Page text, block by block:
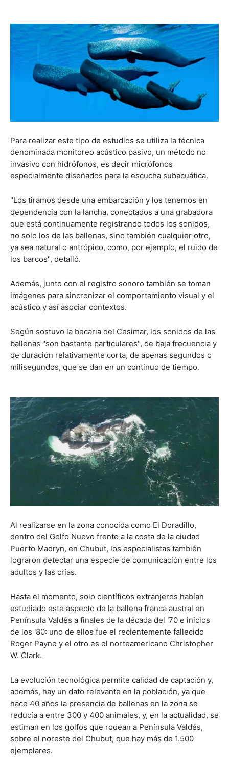
Para realizar este tipo de estudios se utiliza la técnica
denominada monitoreo acústico pasivo, un método no
invasivo con hidrófonos, es decir micrófonos
especialmente diseñados para la escucha subacuática.
"Los tiramos desde una embarcación y los tenemos en
dependencia con la lancha, conectados a una grabadora
que está continuamente registrando todos los sonidos,
no solo los de las ballenas, sino también cualquier otro,
ya sea natural o antrópico, como, por ejemplo, el ruido de
los barcos", detalló.
Además, junto con el registro sonoro también se toman
imágenes para sincronizar el comportamiento visual y el
acústico y así asociar contextos.
Según sostuvo la becaria del Cesimar, los sonidos de las
ballenas "son bastante particulares", de baja frecuencia y
de duración relativamente corta, de apenas segundos o
milisegundos, que se dan en un continuo de tiempo.
Al realizarse en la zona conocida como El Doradillo,
dentro del Golfo Nuevo frente a la costa de la ciudad
Puerto Madryn, en Chubut, los especialistas también
lograron detectar una especie de comunicación entre los
adultos y las crías.
Hasta el momento, solo científicos extranjeros habían
estudiado este aspecto de la ballena franca austral en
Península Valdés a finales de la década del '70 e inicios
de los '80: uno de ellos fue el recientemente fallecido
Roger Payne y el otro es el norteamericano Christopher
W. Clark.
La evolución tecnológica permite calidad de captación y,
además, hay un dato relevante en la población, ya que
hace 40 años la presencia de ballenas en la zona se
reducía a entre 300 y 400 animales, y, en la actualidad, se
estiman en los golfos que rodean a Península Valdés,
sobre el noreste del Chubut, que hay más de 1.500
ejemplares.